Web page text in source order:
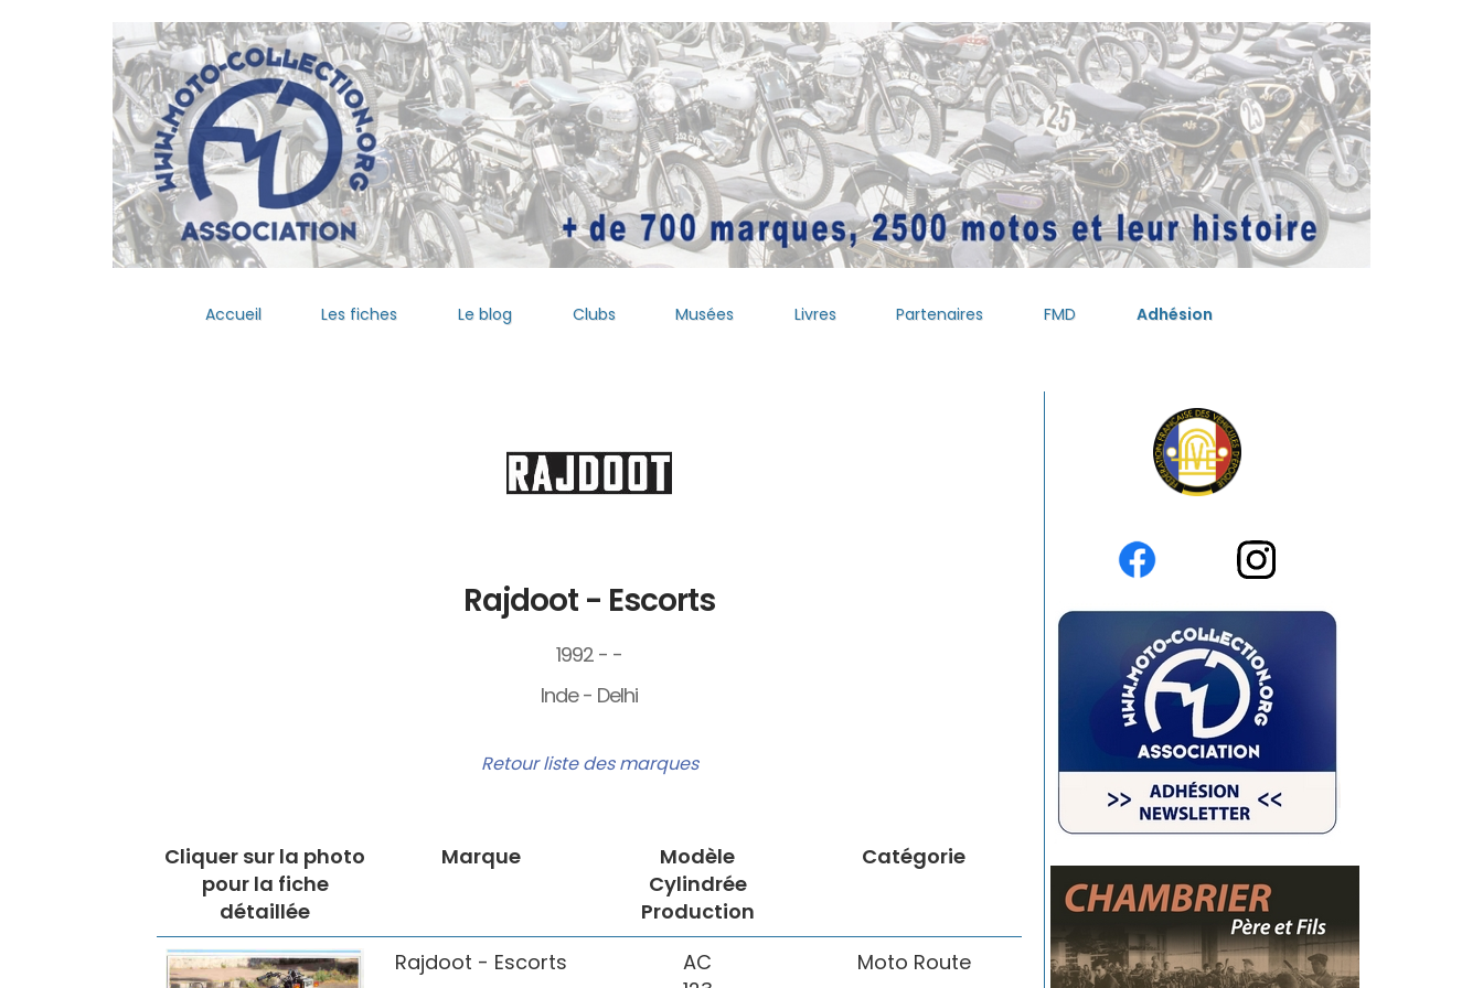
Accueil Les fiches Le blog Clubs Musées Livres Partenaires FMD Adhésion
Rajdoot - Escorts
1992 - -
Inde - Delhi
Retour liste des marques
Cliquer sur la photo
pour la fiche
détaillée
Marque
Modèle
Cylindrée
Production
Catégorie
Rajdoot - Escorts
AC
Moto Route